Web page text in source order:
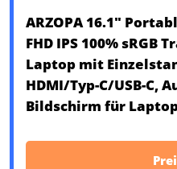
ARZOPA 16.1"
FHD IPS 100%
Laptop mit
HDMI/Typ-C/USB-C,
Bildschirm für